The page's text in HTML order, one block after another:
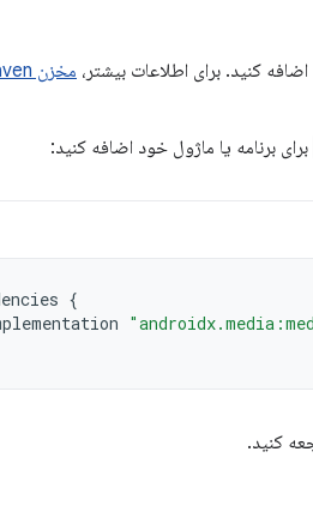
مخزن Maven گوگل را
برای برنامه یا ماژول خود اضافه کنید:
{
کنید.